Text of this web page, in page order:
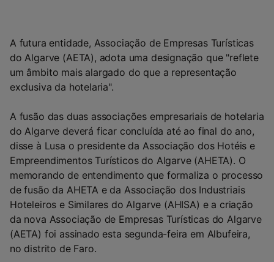
A futura entidade, Associação de Empresas Turísticas
do Algarve (AETA), adota uma designação que "reflete
um âmbito mais alargado do que a representação
exclusiva da hotelaria".
A fusão das duas associações empresariais de hotelaria
do Algarve deverá ficar concluída até ao final do ano,
disse à Lusa o presidente da Associação dos Hotéis e
Empreendimentos Turísticos do Algarve (AHETA). O
memorando de entendimento que formaliza o processo
de fusão da AHETA e da Associação dos Industriais
Hoteleiros e Similares do Algarve (AHISA) e a criação
da nova Associação de Empresas Turísticas do Algarve
(AETA) foi assinado esta segunda-feira em Albufeira,
no distrito de Faro.